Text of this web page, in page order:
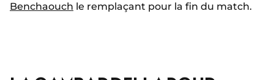
Benchaouch le remplaçant pour la fin du match.